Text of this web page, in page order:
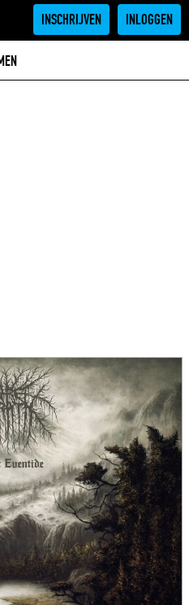
INSCHRIJVEN INLOGGEN